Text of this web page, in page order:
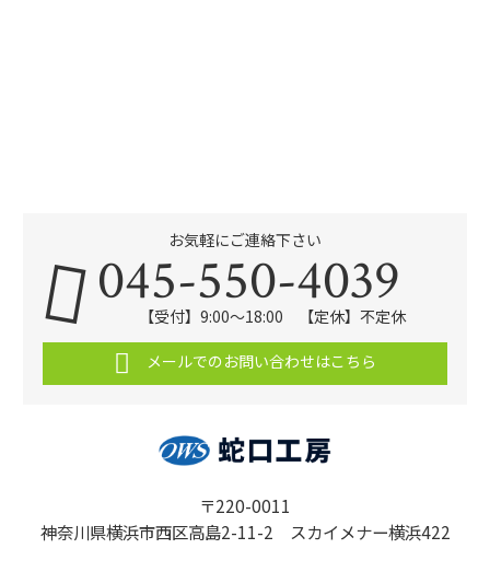
〒220-0011
神奈川県横浜市西区高島2-11-2 スカイメナー横浜422
お気軽にご連絡下さい
045-550-4039
【受付】9:00〜18:00 【定休】不定休
メールでのお問い合わせはこちら